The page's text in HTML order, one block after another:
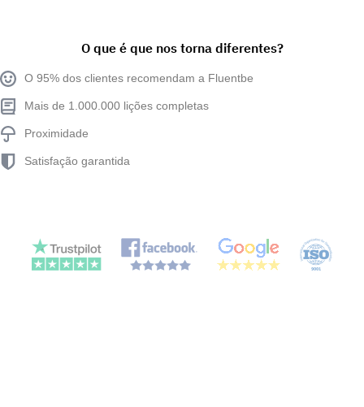
O que é que nos torna diferentes?
O 95% dos clientes recomendam a Fluentbe
Mais de 1.000.000 lições completas
Proximidade
Satisfação garantida